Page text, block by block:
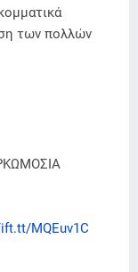
των πολλών
MQEuv1C